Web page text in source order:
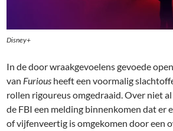
Disney+
In de door wraakgevoelens gevoede
van Furious heeft een voormalig
rollen rigoureus omgedraaid. Over niet
de FBI een melding binnenkomen dat er
of vijfenveertig is omgekomen door een